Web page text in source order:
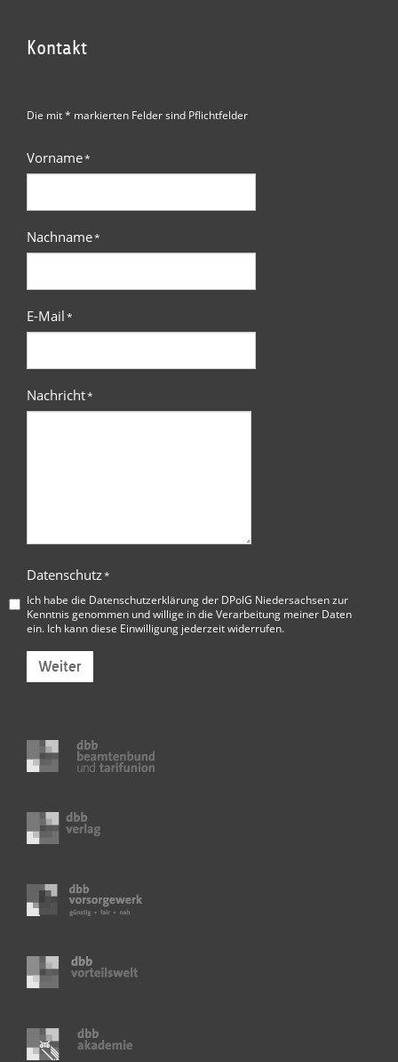
Kontakt
Die mit * markierten Felder sind Pflichtfelder
Vorname*
Nachname*
E-Mail*
Nachricht*
Datenschutz*
Ich habe die Datenschutzerklärung der DPolG Niedersachsenzur
Kenntnis genommen und willige in die Verarbeitung meiner Daten
ein. Ich kann diese Einwilligung jederzeit widerrufen.
Weiter